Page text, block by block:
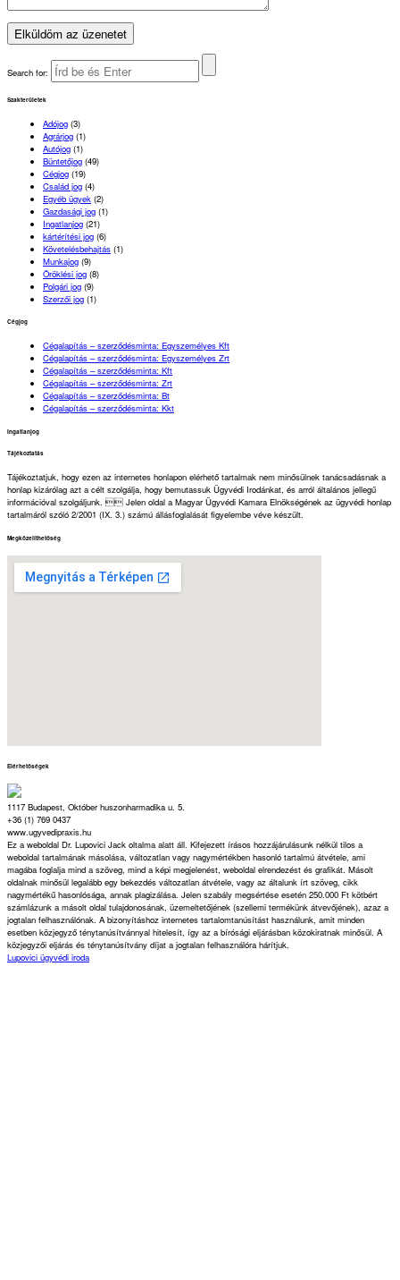
Search for:
Szakterületek
Adójog (3)
Agrárjog (1)
Autójog (1)
Büntetőjog (49)
Cégjog (19)
Család jog (4)
Egyéb ügyek (2)
Gazdasági jog (1)
Ingatlanjog (21)
kártérítési jog (6)
Követelésbehajtás (1)
Munkajog (9)
Öröklési jog (8)
Polgári jog (9)
Szerzői jog (1)
Cégjog
Cégalapítás – szerződésminta: Egyszemélyes Kft
Cégalapítás – szerződésminta: Egyszemélyes Zrt
Cégalapítás – szerződésminta: Kft
Cégalapítás – szerződésminta: Zrt
Cégalapítás – szerződésminta: Bt
Cégalapítás – szerződésminta: Kkt
Ingatlanjog
Tájékoztatás
Tájékoztatjuk, hogy ezen az internetes honlapon elérhető tartalmak nem minősülnek tanácsadásnak a
honlap kizárólag azt a célt szolgálja, hogy bemutassuk Ügyvédi Irodánkat, és arról általános jellegű
információval szolgáljunk.  Jelen oldal a Magyar Ügyvédi Kamara Elnökségének az ügyvédi honlap
tartalmáról szóló 2/2001 (IX. 3.) számú állásfoglalását figyelembe véve készült.
Megközelíthetőség
Elérhetőségek
1117 Budapest, Október huszonharmadika u. 5.
+36 (1) 769 0437
www.ugyvedipraxis.hu
Ez a weboldal Dr. Lupovici Jack oltalma alatt áll. Kifejezett írásos hozzájárulásunk nélkül tilos a
weboldal tartalmának másolása, változatlan vagy nagymértékben hasonló tartalmú átvétele, ami
magába foglalja mind a szöveg, mind a képi megjelenést, weboldal elrendezést és grafikát. Másolt
oldalnak minősül legalább egy bekezdés változatlan átvétele, vagy az általunk írt szöveg, cikk
nagymértékű hasonlósága, annak plagizálása. Jelen szabály megsértése esetén 250.000 Ft kötbért
számlázunk a másolt oldal tulajdonosának, üzemeltetőjének (szellemi termékünk átvevőjének), azaz a
jogtalan felhasználónak. A bizonyításhoz internetes tartalomtanúsítást használunk, amit minden
esetben közjegyző ténytanúsítvánnyal hitelesít, így az a bírósági eljárásban közokiratnak minősül. A
közjegyzői eljárás és ténytanúsítvány díjat a jogtalan felhasználóra hárítjuk.
Lupovici ügyvédi iroda